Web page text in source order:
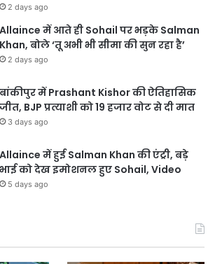
2 days ago
Allaince में आते ही Sohail पर भड़के Salman
Khan, बोले ‘तू अभी भी सीमा की सुन रहा है’
2 days ago
बांकीपुर में Prashant Kishor की ऐतिहासिक
जीत, BJP प्रत्याशी को 19 हजार वोट से दी मात
3 days ago
Allaince में हुई Salman Khan की एंट्री, बड़े
भाई को देख इमोशनल हुए Sohail, Video
5 days ago